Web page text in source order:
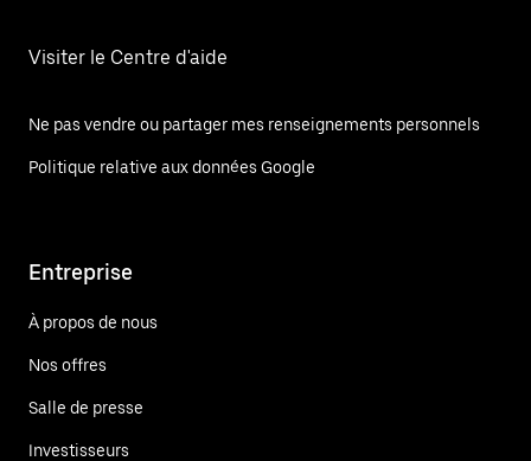
Visiter le Centre d'aide
Ne pas vendre ou partager mes renseignements personnels
Politique relative aux données Google
Entreprise
À propos de nous
Nos offres
Salle de presse
Investisseurs